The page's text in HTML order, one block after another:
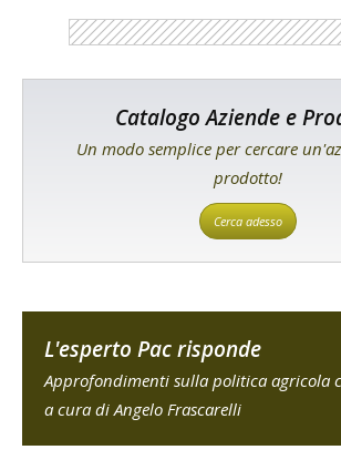
Catalogo Aziende e
Un modo semplice per cercare
prodotto!
Cerca adesso
L'esperto Pac risponde
Approfondimenti sulla politica agricola
a cura di Angelo Frascarelli